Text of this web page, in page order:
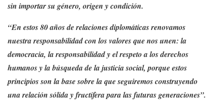
sin importar su género, origen y condición.
“En estos 80 años de relaciones diplomáticas renovamos
nuestra responsabilidad con los valores que nos unen: la
democracia, la responsabilidad y el respeto a los derechos
humanos y la búsqueda de la justicia social, porque estos
principios son la base sobre la que seguiremos construyendo
una relación sólida y fructífera para las futuras generaciones”.